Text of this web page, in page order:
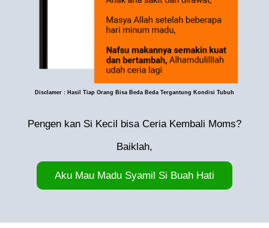
Disclamer : Hasil Tiap Orang Bisa Beda Beda Tergantung Kondisi Tubuh
Pengen kan Si Kecil bisa Ceria Kembali Moms?
Baiklah,
Aku Mau Madu Syamil Si Buah Hati